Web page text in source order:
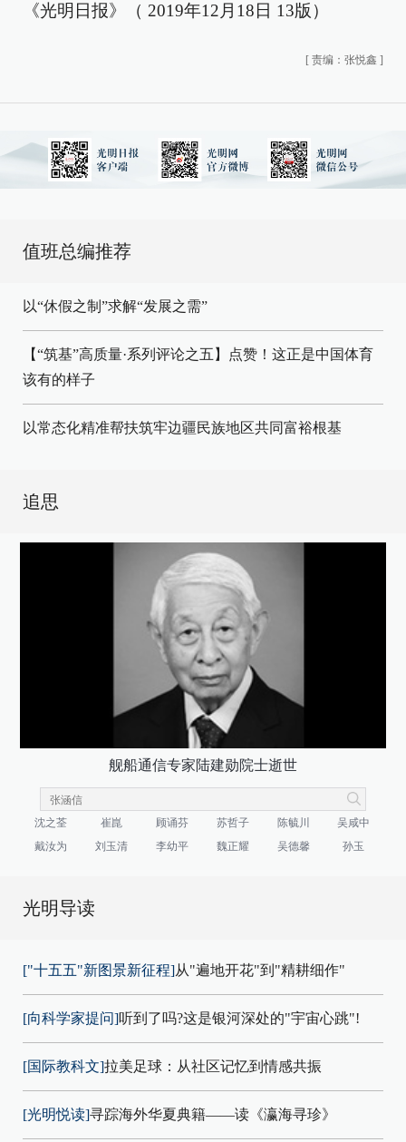
《光明日报》（ 2019年12月18日 13版）
[ 责编：张悦鑫 ]
值班总编推荐
以“休假之制”求解“发展之需”
【“筑基”高质量·系列评论之五】点赞！这正是中国体育
该有的样子
以常态化精准帮扶筑牢边疆民族地区共同富裕根基
追思
舰船通信专家陆建勋院士逝世
沈之荃 崔崑 顾诵芬 苏哲子 陈毓川
吴咸中
戴汝为
刘玉清 李幼平 魏正耀 吴德馨 孙玉
光明导读
["十五五"新图景新征程]从"遍地开花"到"精耕细作"
[向科学家提问]听到了吗?这是银河深处的"宇宙心跳"!
[国际教科文]拉美足球：从社区记忆到情感共振
[光明悦读]寻踪海外华夏典籍——读《瀛海寻珍》